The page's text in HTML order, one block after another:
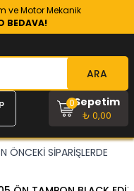
ve Motor Mekanik
BEDAVA!
ARA
Sepetim
₺ 0,00
0
ÖNCEKİ SİPARİŞLERDE